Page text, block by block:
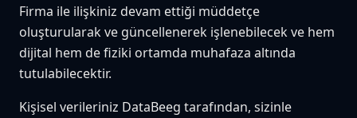
Firma ile ilişkiniz devam ettiği müddetçe
oluşturularak ve güncellenerek işlenebilecek ve hem
dijital hem de fiziki ortamda muhafaza altında
tutulabilecektir.
Kişisel verileriniz DataBeeg tarafından, sizinle